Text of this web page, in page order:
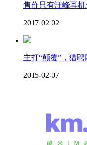
售价只有汪峰耳
2017-02-02
主打“颠覆”，猎
2015-02-07